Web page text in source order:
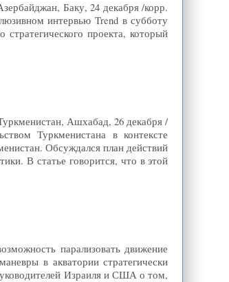
Баку, 24 декабря /корр.
интервью Trend в субботу
проекта, который
Ашхабад, 26 декабря /
Туркменистана в контексте
Обсуждался план действий
В статье говорится, что в этой
парализовать движение
в акватории стратегически
Израиля и США о том,